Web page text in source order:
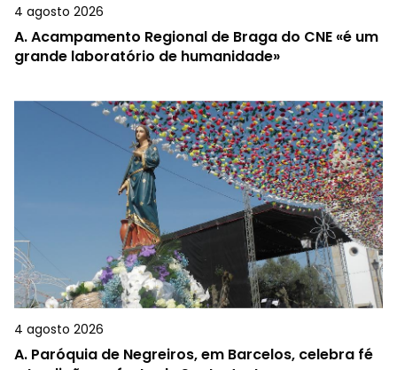
4 agosto 2026
A.Acampamento Regional de Braga do CNE «é um
grande laboratório de humanidade»
4 agosto 2026
A. Paróquia de Negreiros, em Barcelos, celebra fé